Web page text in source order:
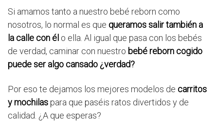
Si amamos tanto a nuestro bebé reborn como
nosotros, lo normal es que queramos salir también a
la calle con él o ella. Al igual que pasa con los bebés
de verdad, caminar con nuestro bebé reborn cogido
puede ser algo cansado ¿verdad?
Por eso te dejamos los mejores modelos de carritos
y mochilaspara que paséis ratos divertidos y de
calidad. ¿A que esperas?